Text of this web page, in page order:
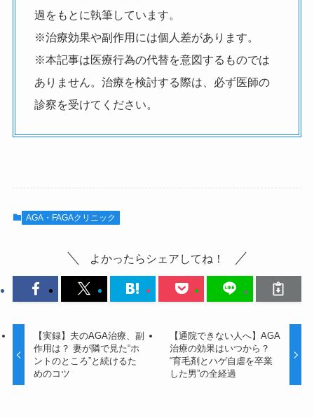
過をもとに執筆しています。
※治療効果や副作用には個人差があります。
※本記事は医療行為の代替を意図するものでは
ありません。治療を検討する際は、必ず医師の
診察を受けてください。
AGA・FAGAクリニック
よかったらシェアしてね！
【実録】夫のAGA治療、副
作用は？ 妻が隣で見た“ホ
ントのところ”と続けるた
めのコツ
【通院できない人へ】AGA
治療の効果はいつから？
“育毛剤とハゲ自虐を卒業
した男”の全経過